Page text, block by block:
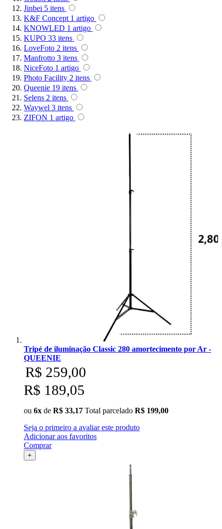
Ulanzi
Utech
Visico
Waywel
ZG Cine
Jinbei 5 itens
K&F Concept 1 artigo
KNOWLED 1 artigo
KUPO 33 itens
LoveFoto 2 itens
Manfrotto 3 itens
NiceFoto 1 artigo
Photo Facility 2 itens
Queenie 19 itens
Selens 2 itens
Waywel 3 itens
ZIFON 1 artigo
Tripé de iluminação Classic 280 amortecimento por Ar -
QUEENIE
R$ 259,00
R$ 189,05
ou 6x de R$ 33,17 Total parcelado R$ 199,00
Seja o primeiro a avaliar este produto
Adicionar aos favoritos
Comprar
+